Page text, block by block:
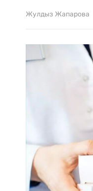
Жулдыз Жапарова